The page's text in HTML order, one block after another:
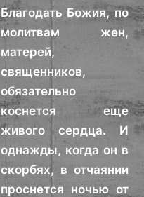
Благодать Божия, по
молитвам жен,
матерей,
священников,
обязательно
коснется еще
живого сердца. И
однажды, когда он в
скорбях, в отчаянии
проснется ночью от